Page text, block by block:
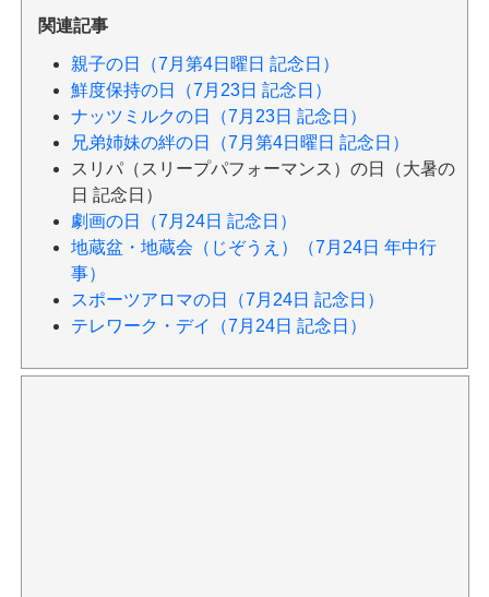
関連記事
親子の日（7月第4日曜日 記念日）
鮮度保持の日（7月23日 記念日）
ナッツミルクの日（7月23日 記念日）
兄弟姉妹の絆の日（7月第4日曜日 記念日）
スリパ（スリープパフォーマンス）の日（大暑の
日 記念日）
劇画の日（7月24日 記念日）
地蔵盆・地蔵会（じぞうえ）（7月24日 年中行
事）
スポーツアロマの日（7月24日 記念日）
テレワーク・デイ（7月24日 記念日）